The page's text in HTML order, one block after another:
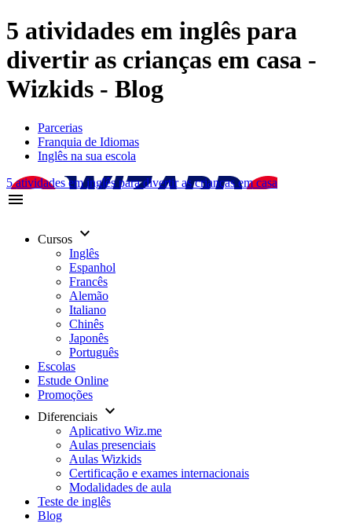
5 atividades em inglês para
divertir as crianças em casa -
Wizkids - Blog
Parcerias
Franquia de Idiomas
Inglês na sua escola
5 atividades em inglês para divertir as crianças em casa
menu
Cursos keyboard_arrow_down
Inglês
Espanhol
Francês
Alemão
Italiano
Chinês
Japonês
Português
Escolas
Estude Online
Promoções
Diferenciais keyboard_arrow_down
Aplicativo Wiz.me
Aulas presenciais
Aulas Wizkids
Certificação e exames internacionais
Modalidades de aula
Teste de inglês
Blog